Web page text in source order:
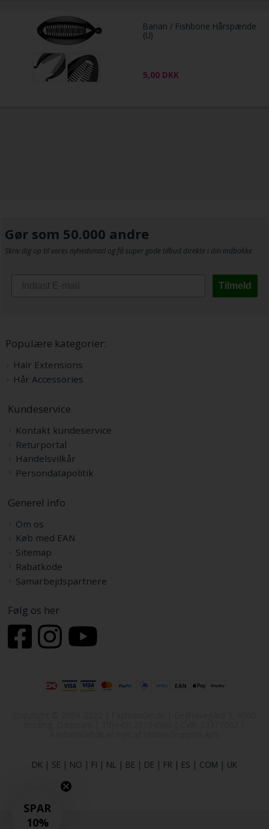
Banan / Fishbone Hårspænde
(U)
5,00 DKK
Gør som 50.000 andre
Skriv dig op til vores nyhedsmail og få super gode tilbud direkte i din indbakke
Tilmeld
Populære kategorier:
Hair Extensions
Hår Accessories
Kundeservice
Kontakt kundeservice
Returportal
Handelsvilkår
Persondatapolitik
Generel info
Om os
Køb med EAN
Sitemap
Rabatkode
Samarbejdspartnere
Følg os her
DK | SE | NO | FI | NL | BE | DE | FR | ES | COM | UK
SPAR
10%